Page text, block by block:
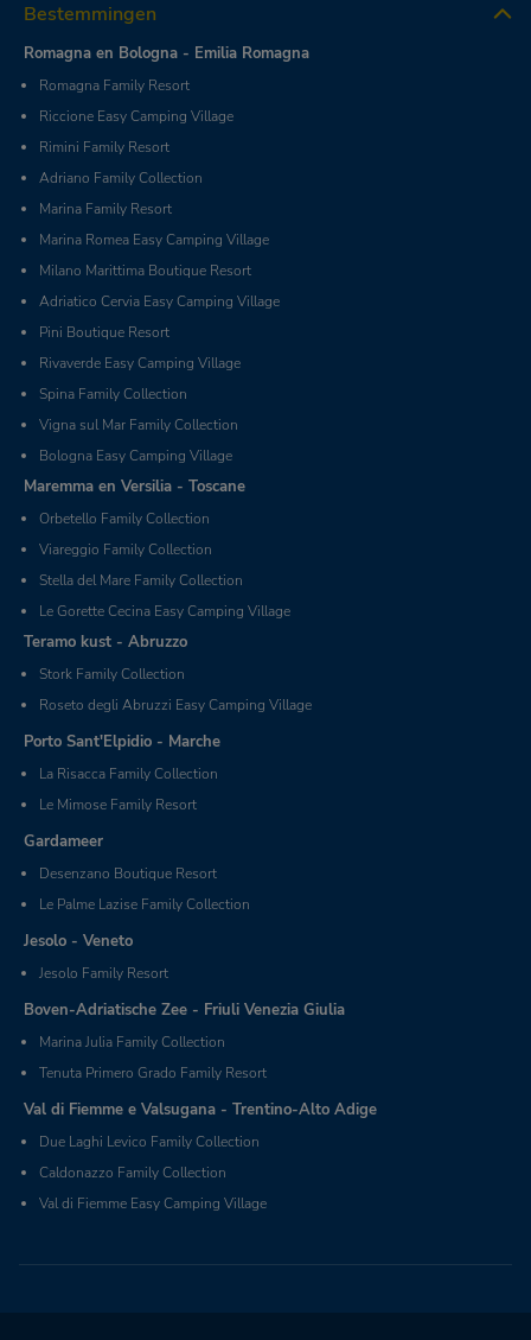
Bestemmingen
Romagna en Bologna - Emilia Romagna
Romagna Family Resort
Riccione Easy Camping Village
Rimini Family Resort
Adriano Family Collection
Marina Family Resort
Marina Romea Easy Camping Village
Milano Marittima Boutique Resort
Adriatico Cervia Easy Camping Village
Pini Boutique Resort
Rivaverde Easy Camping Village
Spina Family Collection
Vigna sul Mar Family Collection
Bologna Easy Camping Village
Maremma en Versilia - Toscane
Orbetello Family Collection
Viareggio Family Collection
Stella del Mare Family Collection
Le Gorette Cecina Easy Camping Village
Teramo kust - Abruzzo
Stork Family Collection
Roseto degli Abruzzi Easy Camping Village
Porto Sant'Elpidio - Marche
La Risacca Family Collection
Le Mimose Family Resort
Gardameer
Desenzano Boutique Resort
Le Palme Lazise Family Collection
Jesolo - Veneto
Jesolo Family Resort
Boven-Adriatische Zee - Friuli Venezia Giulia
Marina Julia Family Collection
Tenuta Primero Grado Family Resort
Val di Fiemme e Valsugana - Trentino-Alto Adige
Due Laghi Levico Family Collection
Caldonazzo Family Collection
Val di Fiemme Easy Camping Village